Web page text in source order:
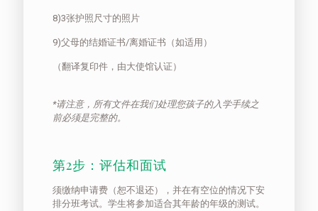
8)3张护照尺寸的照片
9)父母的结婚证书/离婚证书（如适用）
（翻译复印件，由大使馆认证）
*请注意，所有文件在我们处理您孩子的入学手续之
前必须是完整的。
第2步：评估和面试
须缴纳申请费（恕不退还），并在有空位的情况下安
排分班考试。学生将参加适合其年龄的年级的测试。